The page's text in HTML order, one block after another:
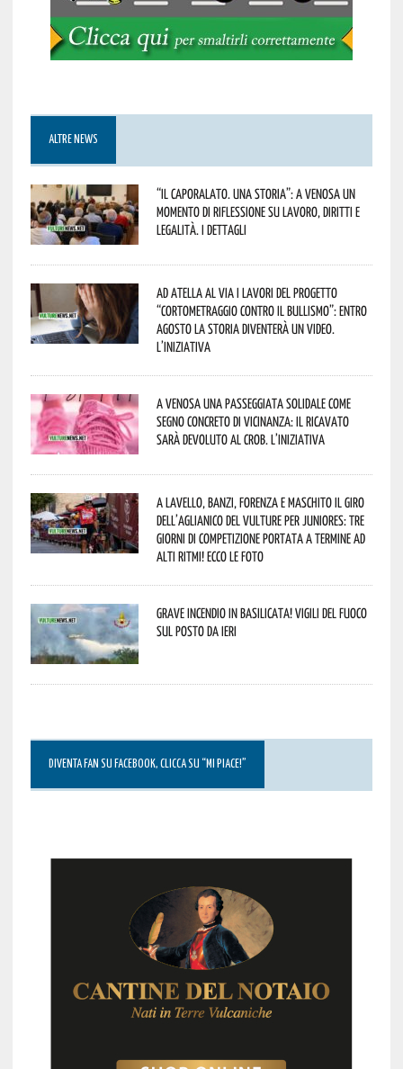
ALTRE NEWS
“Il caporalato. Una storia”: a Venosa un
momento di riflessione su lavoro, diritti e
legalità. I dettagli
Ad Atella al via i lavori del progetto
“Cortometraggio contro il bullismo”: entro
agosto la storia diventerà un video.
L’iniziativa
A Venosa una passeggiata solidale come
segno concreto di vicinanza: il ricavato
sarà devoluto al CROB. L’iniziativa
A Lavello, Banzi, Forenza e Maschito il Giro
dell’Aglianico del Vulture per juniores: tre
giorni di competizione portata a termine ad
alti ritmi! Ecco le foto
Grave incendio in Basilicata! Vigili del fuoco
sul posto da ieri
DIVENTA FAN SU FACEBOOK, CLICCA SU “MI PIACE!”